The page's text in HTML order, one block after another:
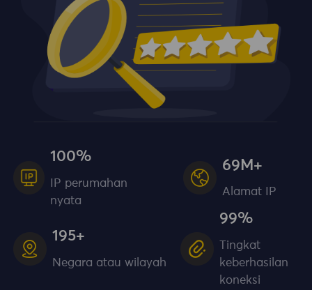
100%
IP perumahan
nyata
69M+
Alamat IP
195+
Negara atau wilayah
99%
Tingkat
keberhasilan
koneksi